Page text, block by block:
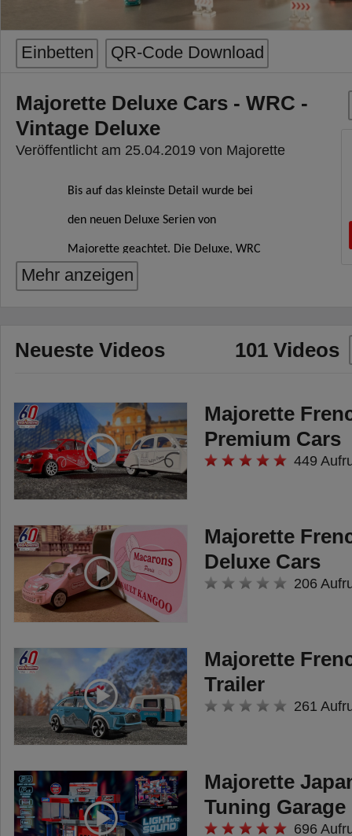
Einbetten QR-Code Download
Majorette Deluxe Cars - WRC -
Vintage Deluxe
Veröffentlicht am 25.04.2019 von Majorette
Bis auf das kleinste Detail wurde bei
den neuen Deluxe Serien von
Majorette geachtet. Die Deluxe, WRC
und Vintage Deluxe Edition sorgen für
Defender 110 und der Nissan GT-R
ganz besonders herausgeputzt. Die Die-
Cast Spielzeugautos mit Freilauf
hochwertige Lackierungen wie Matt,
Metallic oder Chrome veredelt.
Zusätzlich bringen alle Varianten
teilweise auch Accessoires wie einen
Dachkoffer oder ein Ersatzrad mit an
Bord. Der Land Rover ist sogar mit
einem verchromten Motorblock
ausgestattet und lässt Türen sowie die
Motorhaube öffnen.Die WRC
Edition ist die neue
Mehr anzeigen
Neueste Videos 101 Videos
Majorette
Premium Cars
449
Majorette
Deluxe Cars
206
Majorette
Trailer
261
Majorette
Tuning Garage
696